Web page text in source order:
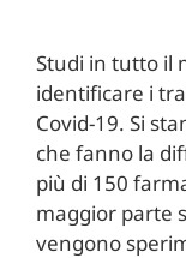
Studi in tutto il
identificare i
Covid-19. Si
che fanno la
più di 150
maggior parte
vengono